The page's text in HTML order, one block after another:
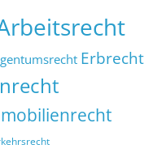
Erbrecht